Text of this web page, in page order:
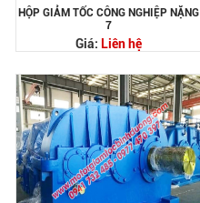
HỘP GIẢM TỐC CÔNG NGHIỆP NẶNG
7
Giá: Liên hệ